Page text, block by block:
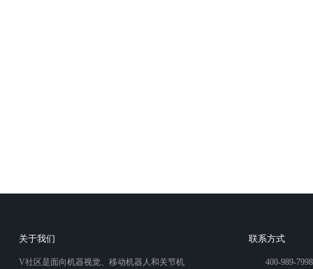
关于我们
V社区是面向机器视觉、移动机器人和关节机
联系方式
400-989-7998